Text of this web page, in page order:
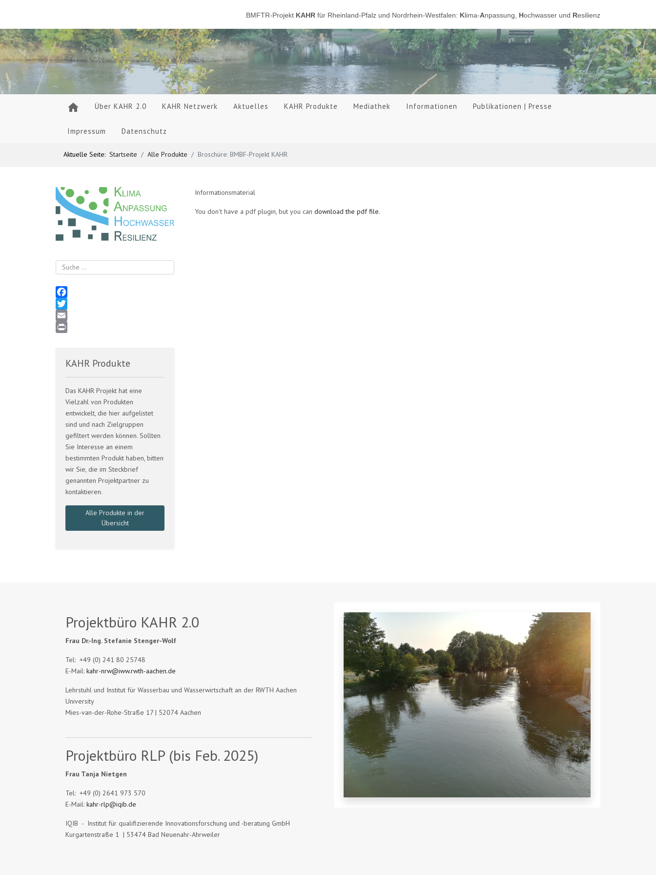
BMFTR-Projekt KAHR für Rheinland-Pfalz und Nordrhein-Westfalen: Klima-Anpassung, Hochwasser und Resilienz
Über KAHR 2.0 KAHR Netzwerk Aktuelles KAHR Produkte Mediathek Informationen Publikationen | Presse
Impressum Datenschutz
Aktuelle Seite: Startseite Alle Produkte Broschüre: BMBF-Projekt KAHR
Suchen
Facebook
Twitter
Email
KAHR Produkte
Das KAHR Projekt hat eine
Vielzahl von Produkten
entwickelt, die hier aufgelistet
sind und nach Zielgruppen
gefiltert werden können. Sollten
Sie Interesse an einem
bestimmten Produkt haben, bitten
wir Sie, die im Steckbrief
genannten Projektpartner zu
kontaktieren.
Alle Produkte in der
Übersicht
Informationsmaterial
You don't have a pdf plugin, but you can download the pdf file.
Projektbüro KAHR 2.0
Frau Dr.-Ing. Stefanie Stenger-Wolf
Tel: +49 (0) 241 80 25748
E-Mail: kahr-nrw@iww.rwth-aachen.de
Lehrstuhl und Institut für Wasserbau und Wasserwirtschaft an der RWTH Aachen
University
Mies-van-der-Rohe-Straße 17 | 52074 Aachen
Projektbüro RLP (bis Feb. 2025)
Frau Tanja Nietgen
Tel: +49 (0) 2641 973 570
E-Mail: kahr-rlp@iqib.de
IQIB - Institut für qualifizierende Innovationsforschung und -beratung GmbH
Kurgartenstraße 1 | 53474 Bad Neuenahr-Ahrweiler